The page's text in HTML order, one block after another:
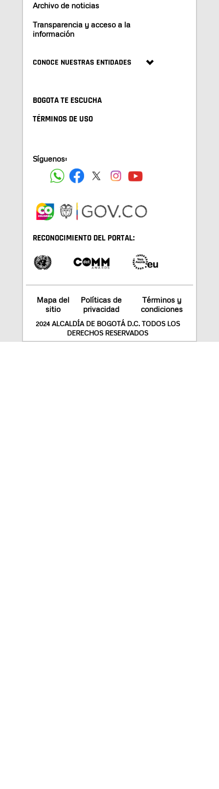
Archivo de noticias
Transparencia y acceso a la
información
CONOCE NUESTRAS ENTIDADES
BOGOTA TE ESCUCHA
TÉRMINOS DE USO
Síguenos:
RECONOCIMIENTO DEL PORTAL:
Mapa del
sitio
Políticas de
privacidad
Términos y
condiciones
2024 ALCALDÍA DE BOGOTÁ D.C. TODOS LOS
DERECHOS RESERVADOS